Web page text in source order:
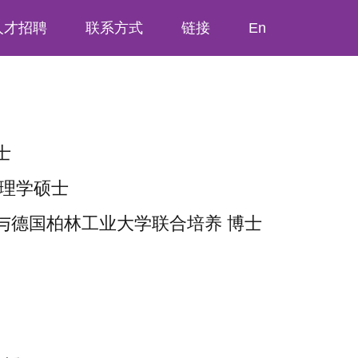
才招聘 联系方式 链接 En
学硕士
德国柏林工业大学联合培养 博士